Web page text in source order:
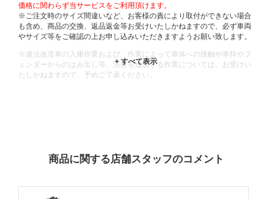
価格に関わらず当サービスをご利用頂けます。
※ご注文時のサイズ間違いなど、お客様の責により取付ができない場合
も含め、商品の交換、返品返金等お受けいたしかねますので、必ず車両
やサイズ等をご確認の上お申し込みいただきますようお願い致します。
※違法改造車の入庫作業および、作業によって車体への接触や車枠やフ
ェンダーからのはみ出し等、法規を逸脱する作業については、お受けい
たしかねますので、予めご了承ください。
商品に関する店舗スタッフのコメント